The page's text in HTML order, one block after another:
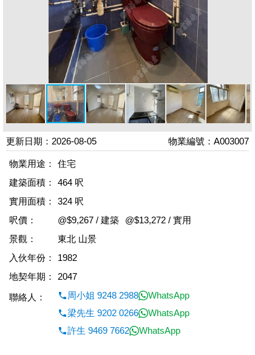
更新日期：2026-08-05 物業編號：A003007
物業用途：
住宅
建築面積：
464 呎
實用面積：
324 呎
呎價：
@$9,267 / 建築
@$13,272 / 實用
景觀：
東北 山景
入伙年份：
1982
地契年期：
2047
聯絡人：
周小姐 9248 2988
WhatsApp
梁先生 9202 0266
WhatsApp
許生 9469 7662
WhatsApp